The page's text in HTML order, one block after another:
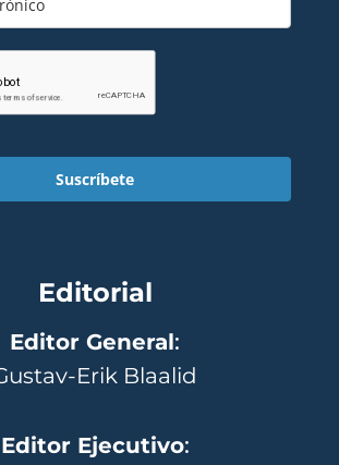
Suscríbete
Editorial
Editor General:
Erik Blaalid
Editor Ejecutivo: